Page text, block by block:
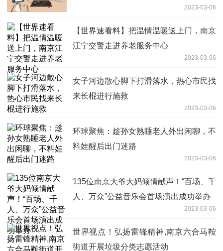
2023-03-06
【世界速看料】把温情温暖送上门，南京
江宁交警走进养老服务中心
2023-03-06
女子河边散心脚下打滑落水，热心市民找
来长棍进行施救
2023-03-06
环球聚焦：趁孙女熟睡老人外出闲聊，不
料娃醒后出门迷路
2023-03-06
135位南京大爷大妈倾情献声！“百场、千
人、万众”公益音乐会首场演出成功举办
2023-03-06
世界视点！弘扬雷锋精神,南京六合马鞍
街道开展垃圾分类志愿活动